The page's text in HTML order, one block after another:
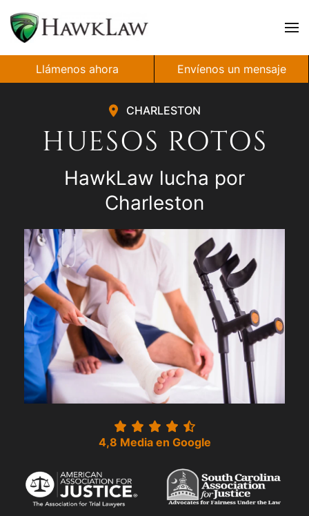
Ir al contenido principal
Llámenos ahora Envíenos un mensaje
CHARLESTON
HUESOS ROTOS
HawkLaw lucha por
Charleston
4,8 Media en Google